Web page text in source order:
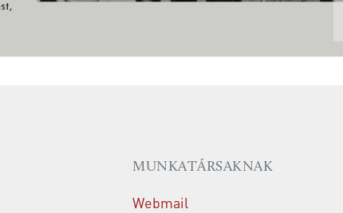
MUNKATÁRSAKNAK
Webmail